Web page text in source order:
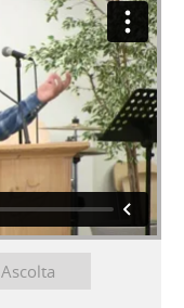
Ascolta